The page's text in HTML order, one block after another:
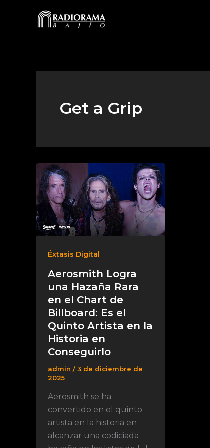
Get a Grip
Éxtasis Digital
Aerosmith Logra
una Hazaña Rara
en el Chart de
Billboard: Es el
Quinto Artista en la
Historia en
Conseguirlo
admin /3 de diciembre de
2025
Aerosmith se ha
convertido en el quinto
artista en la historia en
alcanzar una codiciada